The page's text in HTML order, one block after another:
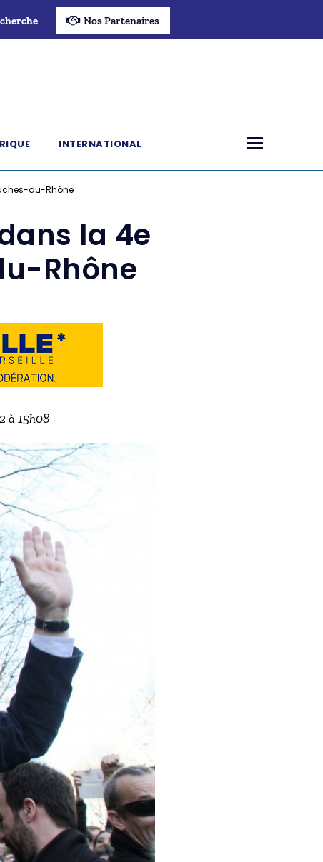
Nos Partenaires
INTERNATIONAL
du-Rhône
la 4e
Rhône
à 15h08